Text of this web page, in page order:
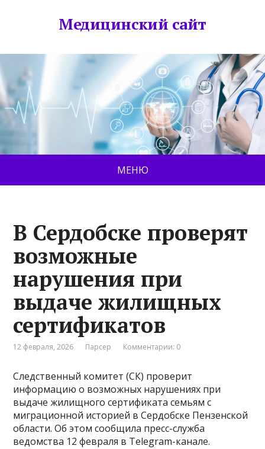
Медицинский сайт
МЕНЮ
В Сердобске проверят
возможные
нарушения при
выдаче жилищных
сертификатов
12 февраля, 2026 Парсер Комментарии: 0
Следственный комитет (СК) проверит
информацию о возможных нарушениях при
выдаче жилищного сертификата семьям с
миграционной историей в Сердобске Пензенской
области. Об этом сообщила пресс-служба
ведомства 12 февраля в Telegram-канале.